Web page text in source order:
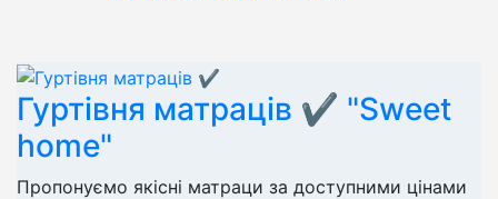
Гуртівня матраців ✔️ "Sweet
home"
Пропонуємо якісні матраци за доступними цінами